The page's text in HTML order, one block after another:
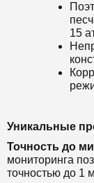
15
Уникальные
Точность до
мониторинга
точностью до 1